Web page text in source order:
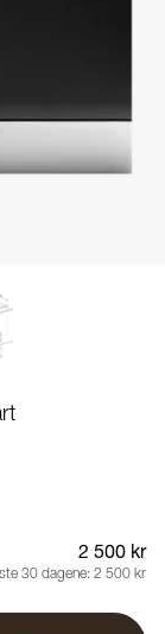
2 500 kr
30 dagene: 2 500 kr